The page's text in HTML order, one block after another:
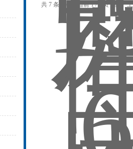
共 7 条记录，当前 1 / 1 页 首页